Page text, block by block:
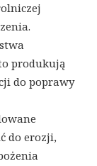
produkują
do poprawy
do erozji,